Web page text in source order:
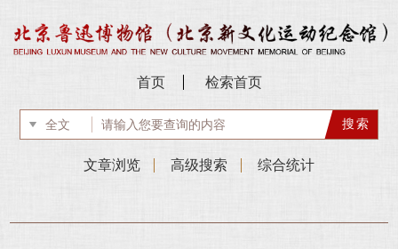
首页 检索首页
文章浏览 高级搜索 综合统计